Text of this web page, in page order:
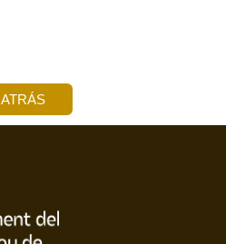
ATRÁS